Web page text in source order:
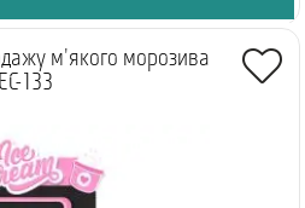
м'якого морозива
133